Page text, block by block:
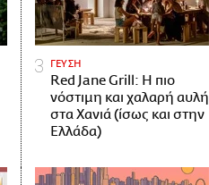
ΓΕΥΣΗ
Red Jane Grill: Η πιο
νόστιμη και χαλαρή αυλή
στα Χανιά (ίσως και στην
Ελλάδα)